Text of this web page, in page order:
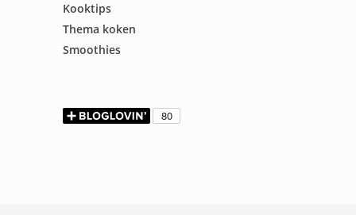
Kooktips
Thema koken
Smoothies